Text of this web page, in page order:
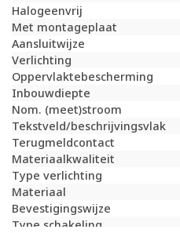
Halogeenvrij
Met montageplaat
Aansluitwijze
Verlichting
Oppervlaktebescherming
Inbouwdiepte
Nom. (meet)stroom
Tekstveld/beschrijvingsvlak
Terugmeldcontact
Materiaalkwaliteit
Type verlichting
Materiaal
Bevestigingswijze
Type schakeling